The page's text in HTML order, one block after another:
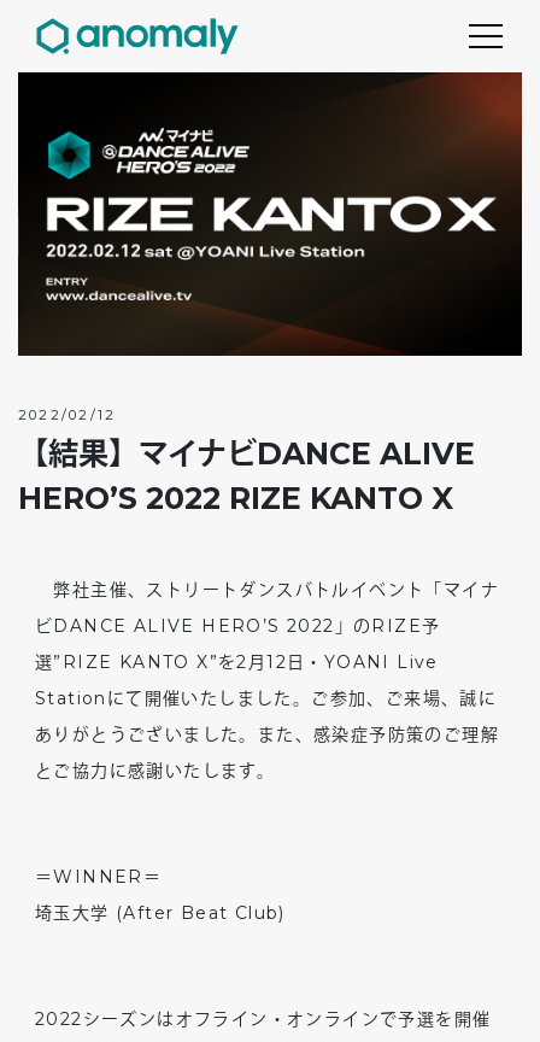
2022/02/12
【結果】マイナビDANCE ALIVE
HERO’S 2022 RIZE KANTO X
弊社主催、ストリートダンスバトルイベント「マイナ
ビDANCE ALIVE HERO’S 2022」のRIZE予
選”RIZE KANTO X”を2月12日・YOANI Live
Stationにて開催いたしました。ご参加、ご来場、誠に
ありがとうございました。また、感染症予防策のご理解
とご協力に感謝いたします。
＝WINNER＝
埼玉大学 (After Beat Club)
2022シーズンはオフライン・オンラインで予選を開催